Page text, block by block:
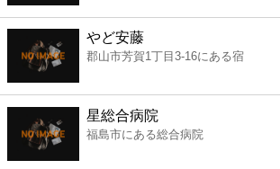
薬局
スーパー
エンタメ
やど安藤
郡山市芳賀1丁目3-16にある宿
星総合病院
福島市にある総合病院